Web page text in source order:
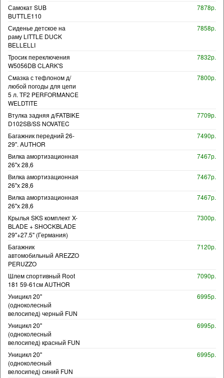
Самокат SUB
BUTTLE110
7878р.
Сиденье детское на
раму LITTLE DUCK
BELLELLI
7858р.
Тросик переключения
W5056DB CLARK'S
7832р.
Смазка с тефлоном д/
любой погоды для цепи
5 л. TF2 PERFORMANCE
WELDTITE
7800р.
Втулка задняя д/FATBIKE
D102SB/SS NOVATEC
7709р.
Багажник передний 26-
29". AUTHOR
7490р.
Вилка амортизационная
26"х 28,6
7467р.
Вилка амортизационная
26"х 28,6
7467р.
Вилка амортизационная
26"х 28,6
7467р.
Крылья SKS комплект X-
BLADE + SHOCKBLADE
29"+27.5" (Германия)
7300р.
Багажник
автомобильный AREZZO
PERUZZO
7120р.
Шлем спортивный Root
181 59-61см AUTHOR
7090р.
Уницикл 20"
(одноколесный
велосипед) черный FUN
6995р.
Уницикл 20"
(одноколесный
велосипед) красный FUN
6995р.
Уницикл 20"
(одноколесный
велосипед) синий FUN
6995р.